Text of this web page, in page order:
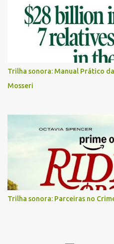
Trilha sonora: Manual Prático
Mosseri
Trilha sonora: Parceiras no